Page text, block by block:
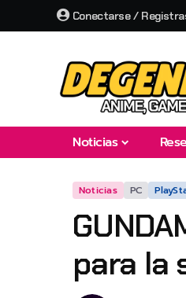
Conectarse /
Noticias
Noticias PC
para la